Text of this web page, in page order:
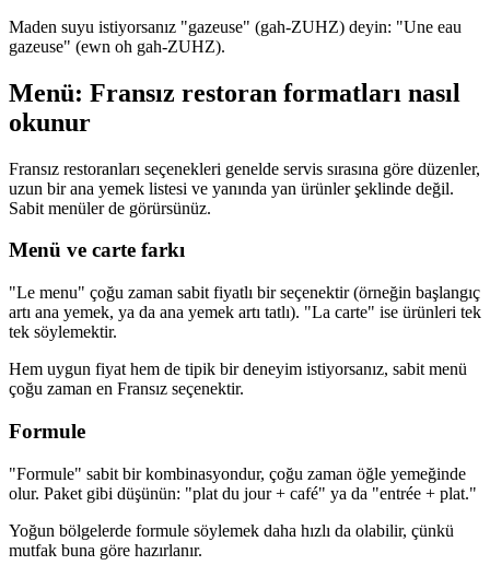
Maden suyu istiyorsanız "gazeuse" (gah-ZUHZ) deyin: "Une eau
gazeuse" (ewn oh gah-ZUHZ).
Menü: Fransız restoran formatları nasıl
okunur
Fransız restoranları seçenekleri genelde servis sırasına göre düzenler,
uzun bir ana yemek listesi ve yanında yan ürünler şeklinde değil.
Sabit menüler de görürsünüz.
Menü ve carte farkı
"Le menu" çoğu zaman sabit fiyatlı bir seçenektir (örneğin başlangıç
artı ana yemek, ya da ana yemek artı tatlı). "La carte" ise ürünleri tek
tek söylemektir.
Hem uygun fiyat hem de tipik bir deneyim istiyorsanız, sabit menü
çoğu zaman en Fransız seçenektir.
Formule
"Formule" sabit bir kombinasyondur, çoğu zaman öğle yemeğinde
olur. Paket gibi düşünün: "plat du jour + café" ya da "entrée + plat."
Yoğun bölgelerde formule söylemek daha hızlı da olabilir, çünkü
mutfak buna göre hazırlanır.